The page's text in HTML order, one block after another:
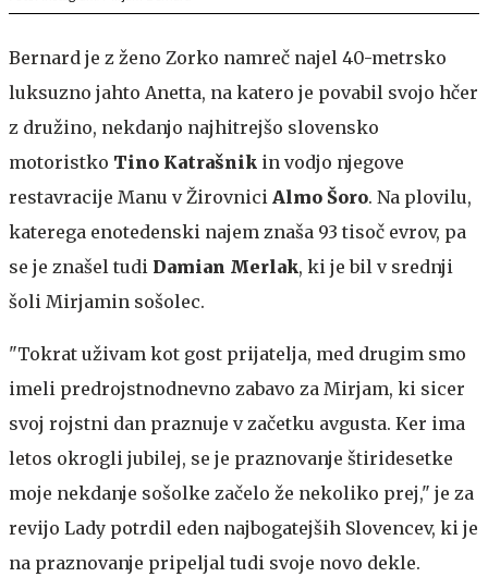
Bernard je z ženo Zorko namreč najel 40-metrsko
luksuzno jahto Anetta, na katero je povabil svojo hčer
z družino, nekdanjo najhitrejšo slovensko
motoristko Tino Katrašnik in vodjo njegove
restavracije Manu v Žirovnici Almo Šoro. Na plovilu,
katerega enotedenski najem znaša 93 tisoč evrov, pa
se je znašel tudi Damian Merlak, ki je bil v srednji
šoli Mirjamin sošolec.
"Tokrat uživam kot gost prijatelja, med drugim smo
imeli predrojstnodnevno zabavo za Mirjam, ki sicer
svoj rojstni dan praznuje v začetku avgusta. Ker ima
letos okrogli jubilej, se je praznovanje štiridesetke
moje nekdanje sošolke začelo že nekoliko prej," je za
revijo Lady potrdil eden najbogatejših Slovencev, ki je
na praznovanje pripeljal tudi svoje novo dekle.